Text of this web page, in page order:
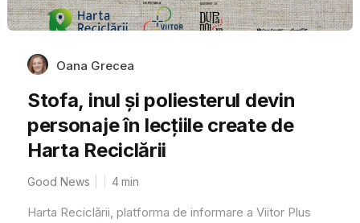
Oana Grecea
Stofa, inul și poliesterul devin
personaje în lecțiile create de
Harta Reciclării
Good News 4min
Harta Reciclării, platforma de informare a Viitor Plus